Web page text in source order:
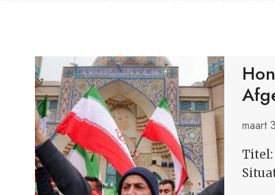
maart
Titel: